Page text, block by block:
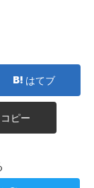
はてブ
コピー